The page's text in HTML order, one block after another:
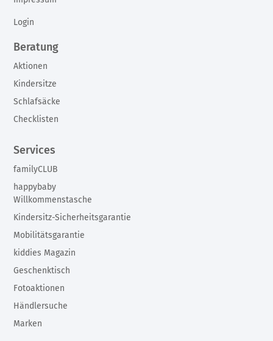
Beratung
Aktionen
Kindersitze
Schlafsäcke
Checklisten
Services
familyCLUB
happybaby
Willkommenstasche
Kindersitz-Sicherheitsgarantie
Mobilitätsgarantie
kiddies Magazin
Geschenktisch
Fotoaktionen
Händlersuche
Marken
Login